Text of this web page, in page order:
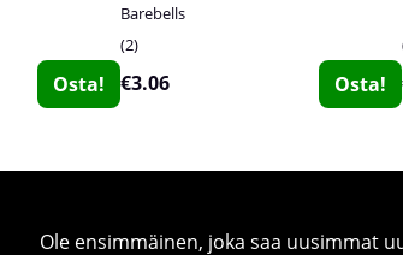
Osta!
Barebells
2
€3.06 Osta!
Ole ensimmäinen, joka saa uusimmat